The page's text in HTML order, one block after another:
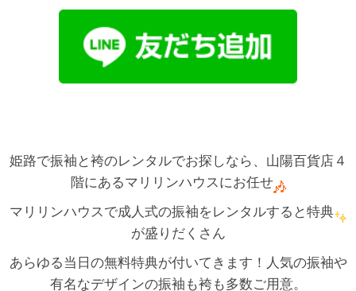
姫路で振袖と袴のレンタルでお探しなら、山陽百貨店４
階にあるマリリンハウスにお任せ
マリリンハウスで成人式の振袖をレンタルすると特典
が盛りだくさん
あらゆる当日の無料特典が付いてきます！人気の振袖や
有名なデザインの振袖も袴も多数ご用意。